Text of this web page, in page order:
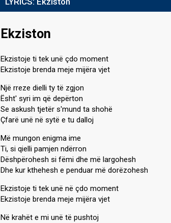
Ekziston
Ekzistoje ti tek unë çdo moment
Ekzistoje brenda meje mijëra vjet
Një rreze dielli ty të zgjon
Ësht' syri im që depërton
Se askush tjetër s'mund ta shohë
Çfarë unë në sytë e tu dalloj
Më mungon enigma ime
Ti, si qielli pamjen ndërron
Dëshpërohesh si fëmi dhe më largohesh
Dhe kur kthehesh e penduar më dorëzohesh
Ekzistoje ti tek unë në çdo moment
Ekzistoje brenda meje mijëra vjet
Në krahët e mi unë të pushtoj